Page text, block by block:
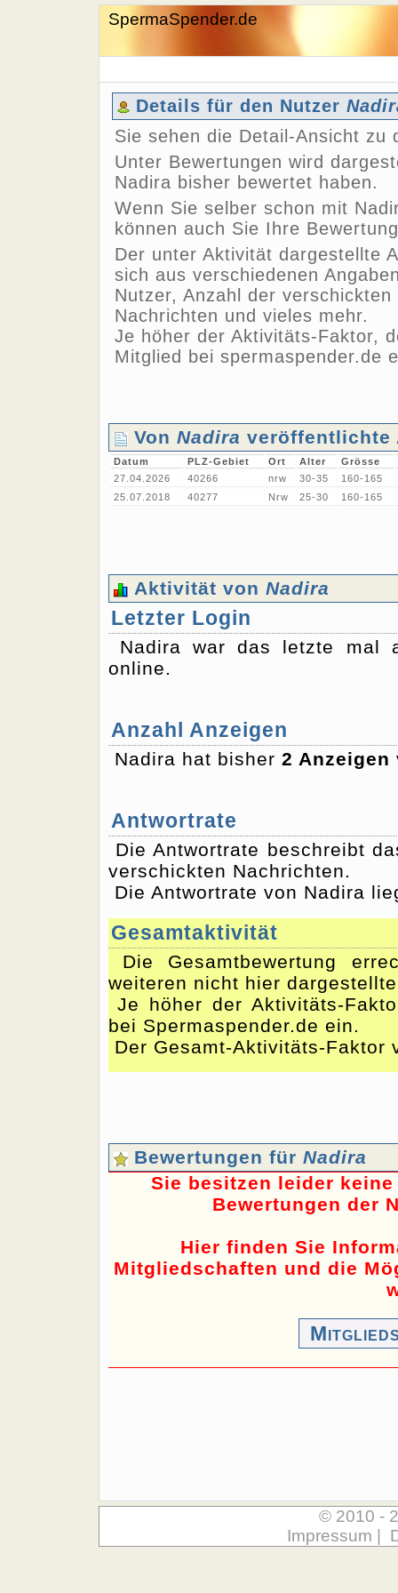
SpermaSpender.de
Details für den Nutzer
Sie sehen die Detail-Ansicht zu
Unter Bewertungen wird
Nadira bisher bewertet haben.
Wenn Sie selber schon mit
können auch Sie Ihre
Der unter Aktivität dargestellte
sich aus verschiedenen
Nutzer, Anzahl der
Nachrichten und vieles mehr.
Je höher der Aktivitäts-Faktor,
Mitglied bei spermaspender.de
Von Nadira veröffentlichte
Datum PLZ-Gebiet Ort Alter Grösse
27.04.2026
40266 nrw 30-35 160-165
25.07.2018
40277 Nrw 25-30 160-165
Aktivität von Nadira
Letzter Login
Nadira war das letzte mal
online.
Anzahl Anzeigen
Nadira hat bisher 2 Anzeigen
Antwortrate
Die Antwortrate beschreibt
verschickten Nachrichten.
Die Antwortrate von Nadira
Gesamtaktivität
Die Gesamtbewertung
weiteren nicht hier
Je höher der Aktivitäts-
bei Spermaspender.de ein.
Der Gesamt-Aktivitäts-
Bewertungen für Nadira
Sie besitzen leider
Bewertungen der
Hier finden Sie
Mitgliedschaften und die
© 2010 -
Impressum